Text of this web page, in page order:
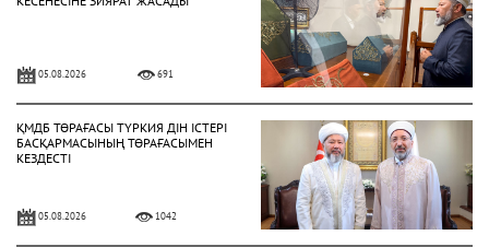
05.08.2026 691
ҚМДБ ТӨРАҒАСЫ ТҮРКИЯ ДІН ІСТЕРІ
БАСҚАРМАСЫНЫҢ ТӨРАҒАСЫМЕН
КЕЗДЕСТІ
05.08.2026 1042